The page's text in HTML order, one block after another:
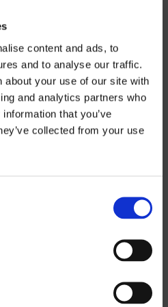
content and ads, to
and to analyse our traffic.
about your use of our site with
and analytics partners who
that you’ve
collected from your use
ned våra prislistor måste
valuta du vill ha prislistan.